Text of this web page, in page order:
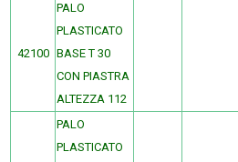
42100
PALO
PLASTICATO
BASE T 30
CON PIASTRA
ALTEZZA 112
PALO
PLASTICATO